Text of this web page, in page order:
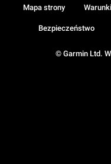
© Garmin Ltd.
Mapa strony
Bezpieczeństwo